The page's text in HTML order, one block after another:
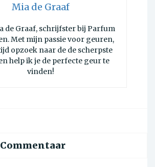
Mia de Graaf
de Graaf, schrijfster bij Parfum
Met mijn passie voor geuren,
opzoek naar de de scherpste
help ik je de perfecte geur te
vinden!